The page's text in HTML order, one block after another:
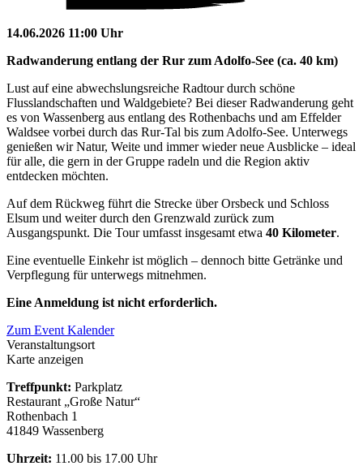
14.06.2026 11:00 Uhr
Radwanderung entlang der Rur zum Adolfo-See (ca. 40 km)
Lust auf eine abwechslungsreiche Radtour durch schöne
Flusslandschaften und Waldgebiete? Bei dieser Radwanderung geht
es von Wassenberg aus entlang des Rothenbachs und am Effelder
Waldsee vorbei durch das Rur-Tal bis zum Adolfo-See. Unterwegs
genießen wir Natur, Weite und immer wieder neue Ausblicke – ideal
für alle, die gern in der Gruppe radeln und die Region aktiv
entdecken möchten.
Auf dem Rückweg führt die Strecke über Orsbeck und Schloss
Elsum und weiter durch den Grenzwald zurück zum
Ausgangspunkt. Die Tour umfasst insgesamt etwa 40 Kilometer.
Eine eventuelle Einkehr ist möglich – dennoch bitte Getränke und
Verpflegung für unterwegs mitnehmen.
Eine Anmeldung ist nicht erforderlich.
Zum Event Kalender
Veranstaltungsort
Karte anzeigen
Treffpunkt: Parkplatz
Restaurant „Große Natur“
Rothenbach 1
41849 Wassenberg
Uhrzeit: 11.00 bis 17.00 Uhr